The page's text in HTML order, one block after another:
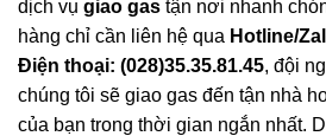
dịch vụ giao gas tận nơi nhanh
hàng chỉ cần liên hệ qua Hotline/
Điện thoại: (028)35.35.81.45, đội
chúng tôi sẽ giao gas đến tận nhà
của bạn trong thời gian ngắn nhất.